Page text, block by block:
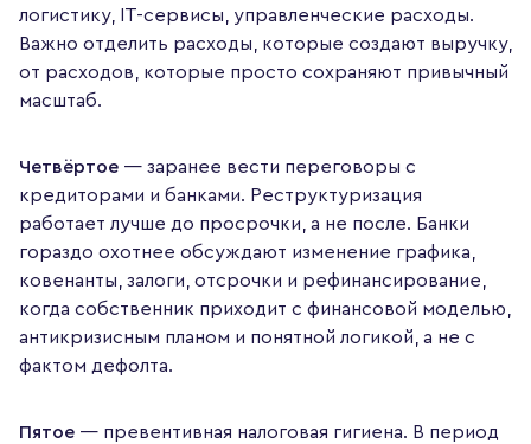
логистику, IT-сервисы, управленческие расходы.
Важно отделить расходы, которые создают выручку,
от расходов, которые просто сохраняют привычный
масштаб.
Четвёртое — заранее вести переговоры с
кредиторами и банками. Реструктуризация
работает лучше до просрочки, а не после. Банки
гораздо охотнее обсуждают изменение графика,
ковенанты, залоги, отсрочки и рефинансирование,
когда собственник приходит с финансовой моделью,
антикризисным планом и понятной логикой, а не с
фактом дефолта.
Пятое — превентивная налоговая гигиена. В период